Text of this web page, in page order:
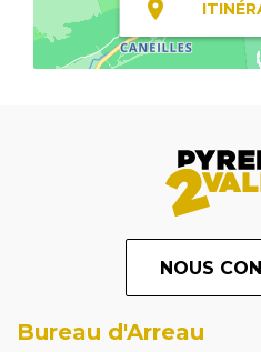
NOUS
Bureau d'Arreau